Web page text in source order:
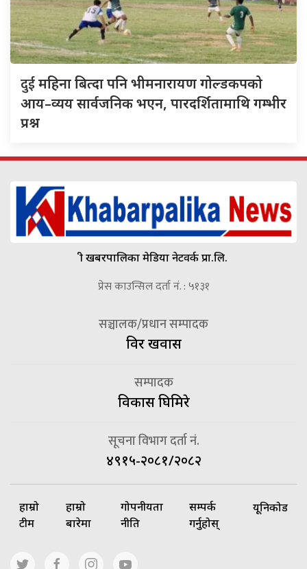
दुईमहिना बित्दा पनि भीमनारायण गोल्डकपको
आय–व्यय सार्वजनिक भएन, पारदर्शितामाथि गम्भीर
प्रश्न
श्री खबरपालिका मेडिया नेटवर्क प्रा.लि.
प्रेस काउन्सिल दर्ता नं. : ५१३१
सञ्चालक/प्रधान सम्पादक
विदुर खवास
सम्पादक
विकास घिमिरे
सूचना विभाग दर्ता नं.
४९१५-२०८१/२०८२
हाम्रो
टीम
हाम्रो
बारेमा
गोपनीयता
नीति
सम्पर्क
गर्नुहोस्
यूनिकोड